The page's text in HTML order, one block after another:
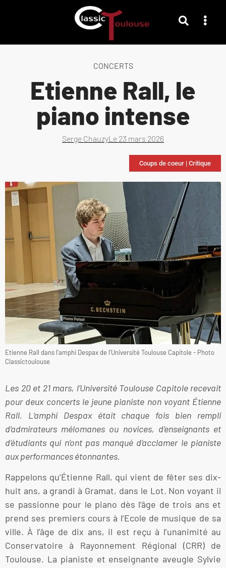
CONCERTS
Etienne Rall, le
piano intense
Serge ChauzyLe 23 mars 2026
Coups de coeur | Critique
Etienne Rall dans l'amphi Despax de l'Université Toulouse Capitole - Photo
Classictoulouse
Les 20 et 21 mars, l’Université Toulouse Capitole recevait
pour deux concerts le jeune pianiste non voyant Étienne
Rall. L’amphi Despax était chaque fois bien rempli
d’admirateurs mélomanes ou novices, d’enseignants et
d’étudiants qui n’ont pas manqué d’acclamer le pianiste
aux performances étonnantes.
Rappelons qu’Étienne Rall, qui vient de fêter ses dix-
huit ans, a grandi à Gramat, dans le Lot. Non voyant il
se passionne pour le piano dès l’âge de trois ans et
prend ses premiers cours à l’Ecole de musique de sa
ville. À l’âge de dix ans, il est reçu à l’unanimité au
Conservatoire à Rayonnement Régional (CRR) de
Toulouse. La pianiste et enseignante aveugle Sylvie